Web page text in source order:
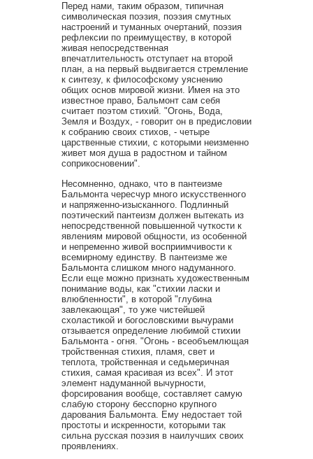
Перед нами, таким образом, типичная
символическая поэзия, поэзия смутных
настроений и туманных очертаний, поэзия
рефлексии по преимуществу, в которой
живая непосредственная
впечатлительность отступает на второй
план, а на первый выдвигается стремление
к синтезу, к философскому уяснению
общих основ мировой жизни. Имея на это
известное право, Бальмонт сам себя
считает поэтом стихий. "Огонь, Вода,
Земля и Воздух, - говорит он в предисловии
к собранию своих стихов, - четыре
царственные стихии, с которыми неизменно
живет моя душа в радостном и тайном
соприкосновении".
Несомненно, однако, что в пантеизме
Бальмонта чересчур много искусственного
и напряженно-изысканного. Подлинный
поэтический пантеизм должен вытекать из
непосредственной повышенной чуткости к
явлениям мировой общности, из особенной
и непременно живой восприимчивости к
всемирному единству. В пантеизме же
Бальмонта слишком много надуманного.
Если еще можно признать художественным
понимание воды, как "стихии ласки и
влюбленности", в которой "глубина
завлекающая", то уже чистейшей
схоластикой и богословскими вычурами
отзывается определение любимой стихии
Бальмонта - огня. "Огонь - всеобъемлющая
тройственная стихия, пламя, свет и
теплота, тройственная и седьмеричная
стихия, самая красивая из всех". И этот
элемент надуманной вычурности,
форсирования вообще, составляет самую
слабую сторону бесспорно крупного
дарования Бальмонта. Ему недостает той
простоты и искренности, которыми так
сильна русская поэзия в наилучших своих
проявлениях.